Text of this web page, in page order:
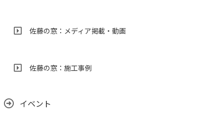
佐藤の窓：メディア掲載・動画
佐藤の窓：施工事例
イベント